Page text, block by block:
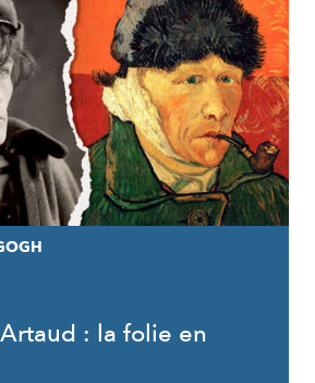
: la folie en